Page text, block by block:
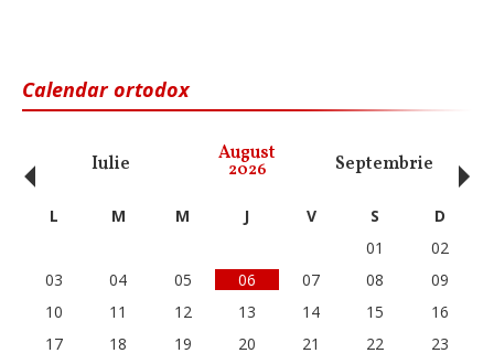
Calendar ortodox
Iulie August
2026 Septembrie
‹ L M M J V S
D
01
02
03
04 05 06 07 08
09
10
11 12 13 14 15
16
17
18 19 20 21 22
23